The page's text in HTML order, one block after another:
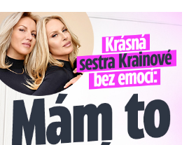
emocí: Mám to za pár…